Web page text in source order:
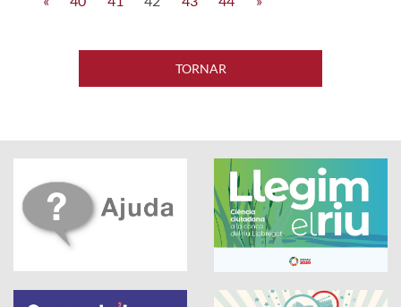
TORNAR